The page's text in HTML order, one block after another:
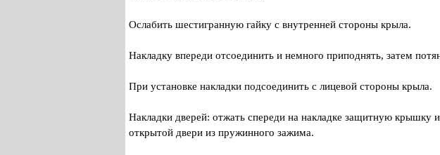
Ослабить шестигранную гайку с внутренней стороны крыла.
Накладку впереди отсоединить и немного приподнять, затем
При установке накладки подсоединить с лицевой стороны крыла.
Накладки дверей: отжать спереди на накладке защитную крышку
открытой двери из пружинного зажима.